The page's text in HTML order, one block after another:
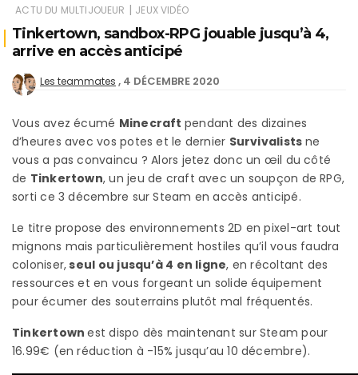
ACTU DU MULTIJOUEUR | JEUX VIDÉO
Tinkertown, sandbox-RPG jouable jusqu’à 4,
arrive en accès anticipé
Les teammates 4 DÉCEMBRE 2020
Vous avez écumé Minecraft pendant des dizaines
d’heures avec vos potes et le dernier Survivalists ne
vous a pas convaincu ? Alors jetez donc un œil du côté
de Tinkertown, un jeu de craft avec un soupçon de RPG,
sorti ce 3 décembre sur Steam en accès anticipé.
Le titre propose des environnements 2D en pixel-art tout
mignons mais particulièrement hostiles qu’il vous faudra
coloniser,seul ou jusqu’à 4 en ligne, en récoltant des
ressources et en vous forgeant un solide équipement
pour écumer des souterrains plutôt mal fréquentés.
Tinkertownest dispo dès maintenant sur Steam pour
16.99€ (en réduction à -15% jusqu’au 10 décembre).